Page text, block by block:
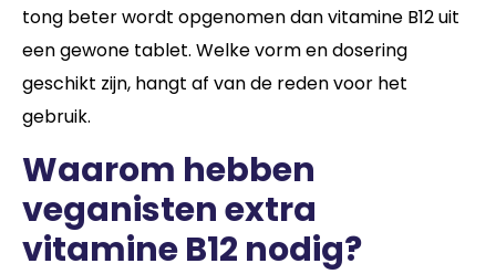
tong beter wordt opgenomen dan vitamine B12 uit
een gewone tablet. Welke vorm en dosering
geschikt zijn, hangt af van de reden voor het
gebruik.
Waarom hebben
veganisten extra
vitamine B12 nodig?